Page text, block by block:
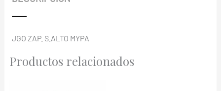
cantidad
JGO ZAP. S.ALTO MYPA
Productos relacionados